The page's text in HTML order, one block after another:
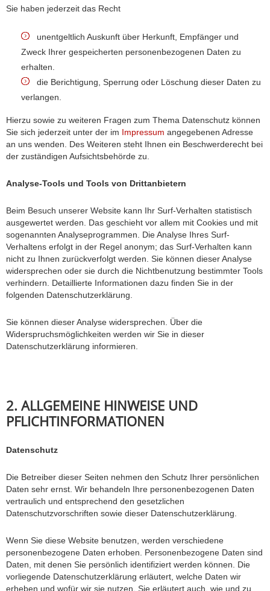
Sie haben jederzeit das Recht
unentgeltlich Auskunft über Herkunft, Empfänger und
Zweck Ihrer gespeicherten personenbezogenen Daten zu
erhalten.
die Berichtigung, Sperrung oder Löschung dieser Daten zu
verlangen.
Hierzu sowie zu weiteren Fragen zum Thema Datenschutz können
Sie sich jederzeit unter der im Impressum angegebenen Adresse
an uns wenden. Des Weiteren steht Ihnen ein Beschwerderecht bei
der zuständigen Aufsichtsbehörde zu.
Analyse-Tools und Tools von Drittanbietern
Beim Besuch unserer Website kann Ihr Surf-Verhalten statistisch
ausgewertet werden. Das geschieht vor allem mit Cookies und mit
sogenannten Analyseprogrammen. Die Analyse Ihres Surf-
Verhaltens erfolgt in der Regel anonym; das Surf-Verhalten kann
nicht zu Ihnen zurückverfolgt werden. Sie können dieser Analyse
widersprechen oder sie durch die Nichtbenutzung bestimmter Tools
verhindern. Detaillierte Informationen dazu finden Sie in der
folgenden Datenschutzerklärung.
Sie können dieser Analyse widersprechen. Über die
Widerspruchsmöglichkeiten werden wir Sie in dieser
Datenschutzerklärung informieren.
2. ALLGEMEINE HINWEISE UND
PFLICHTINFORMATIONEN
Datenschutz
Die Betreiber dieser Seiten nehmen den Schutz Ihrer persönlichen
Daten sehr ernst. Wir behandeln Ihre personenbezogenen Daten
vertraulich und entsprechend den gesetzlichen
Datenschutzvorschriften sowie dieser Datenschutzerklärung.
Wenn Sie diese Website benutzen, werden verschiedene
personenbezogene Daten erhoben. Personenbezogene Daten sind
Daten, mit denen Sie persönlich identifiziert werden können. Die
vorliegende Datenschutzerklärung erläutert, welche Daten wir
erheben und wofür wir sie nutzen. Sie erläutert auch, wie und zu